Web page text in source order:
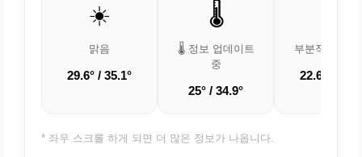
☀️
맑음
29.6° / 35.1°
🌡️
🌡️ 정보 업데이트
중
25° / 34.9°
부분적으로 흐
22.6° /
* 좌우 스크롤 하게 되면 더 많은 정보가 나옵니다.